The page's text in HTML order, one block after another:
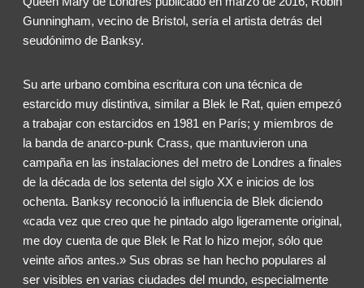
Gunningham, vecino de Bristol, sería el artista detrás del
seudónimo de Banksy.
Su arte urbano combina escritura con una técnica de
estarcido muy distintiva, similar a Blek le Rat, quien empezó
a trabajar con estarcidos en 1981 en París; y miembros de
la banda de anarco-punk Crass, que mantuvieron una
campaña en las instalaciones del metro de Londres a finales
de la década de los setenta del siglo XX e inicios de los
ochenta. Banksy reconoció la influencia de Blek diciendo
«cada vez que creo que he pintado algo ligeramente original,
me doy cuenta de que Blek le Rat lo hizo mejor, sólo que
veinte años antes.» Sus obras se han hecho populares al
ser visibles en varias ciudades del mundo, especialmente